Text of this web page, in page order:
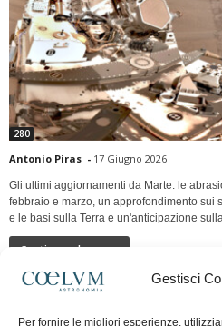
Gestisci
Per fornire le migliori esperienze,
280
Antonio Piras - 17 Giugno 2026
Gli ultimi aggiornamenti da Marte: le
febbraio e marzo, un approfondimento sui
e le basi sulla Terra e un'anticipazione
Continua a leggere